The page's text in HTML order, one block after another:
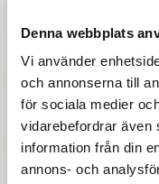
Denna webbplats
Vi använder
och annonserna till
för sociala medier
vidarebefordrar även
information från din
annons- och
Pris
Cribble Craft -